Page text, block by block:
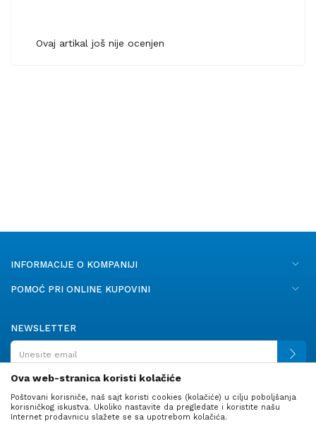
Ovaj artikal još nije ocenjen
INFORMACIJE O KOMPANIJI
POMOĆ PRI ONLINE KUPOVINI
NEWSLETTER
PRATITE NAS
Ova web-stranica koristi kolačiće
Poštovani korisniče, naš sajt koristi cookies (kolačiće) u cilju poboljšanja
korisničkog iskustva. Ukoliko nastavite da pregledate i koristite našu
Internet prodavnicu slažete se sa upotrebom kolačića.